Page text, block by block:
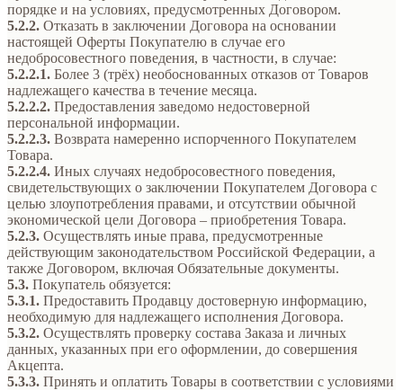
порядке и на условиях, предусмотренных Договором.
5.2.2. Отказать в заключении Договора на основании
настоящей Оферты Покупателю в случае его
недобросовестного поведения, в частности, в случае:
5.2.2.1. Более 3 (трёх) необоснованных отказов от Товаров
надлежащего качества в течение месяца.
5.2.2.2. Предоставления заведомо недостоверной
персональной информации.
5.2.2.3. Возврата намеренно испорченного Покупателем
Товара.
5.2.2.4. Иных случаях недобросовестного поведения,
свидетельствующих о заключении Покупателем Договора с
целью злоупотребления правами, и отсутствии обычной
экономической цели Договора – приобретения Товара.
5.2.3. Осуществлять иные права, предусмотренные
действующим законодательством Российской Федерации, а
также Договором, включая Обязательные документы.
5.3. Покупатель обязуется:
5.3.1. Предоставить Продавцу достоверную информацию,
необходимую для надлежащего исполнения Договора.
5.3.2. Осуществлять проверку состава Заказа и личных
данных, указанных при его оформлении, до совершения
Акцепта.
5.3.3. Принять и оплатить Товары в соответствии с условиями